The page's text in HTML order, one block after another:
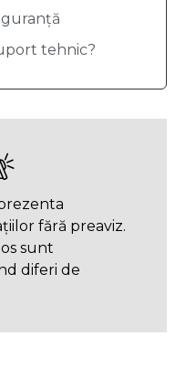
tehnic?
fără preaviz.
sunt
diferi de